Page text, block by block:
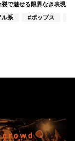
で魅せる限界なき表現
ル系
#ポップス